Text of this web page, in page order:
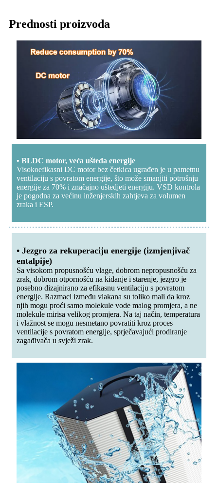
Prednosti proizvoda
• BLDC motor, veća ušteda energije
Visokoefikasni DC motor bez četkica ugrađen je u pametnu
ventilaciju s povratom energije, što može smanjiti potrošnju
energije za 70% i značajno uštedjeti energiju. VSD kontrola
je pogodna za većinu inženjerskih zahtjeva za volumen
zraka i ESP.
• Jezgro za rekuperaciju energije (izmjenjivač
entalpije)
Sa visokom propusnošću vlage, dobrom nepropusnošću za
zrak, dobrom otpornošću na kidanje i starenje, jezgro je
posebno dizajnirano za efikasnu ventilaciju s povratom
energije. Razmaci između vlakana su toliko mali da kroz
njih mogu proći samo molekule vode malog promjera, a ne
molekule mirisa velikog promjera. Na taj način, temperatura
i vlažnost se mogu nesmetano povratiti kroz proces
ventilacije s povratom energije, sprječavajući prodiranje
zagađivača u svježi zrak.